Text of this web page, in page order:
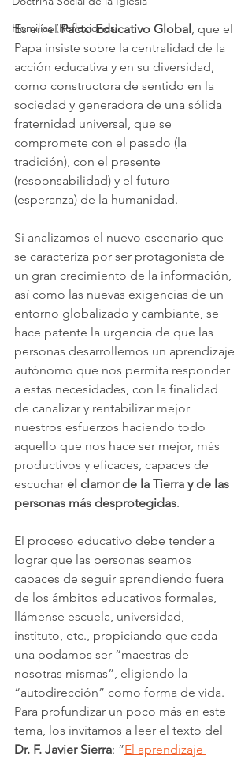
Homilías (Reflexiones)
Es en el Pacto Educativo Global , que el
Papa insiste sobre la centralidad de la
acción educativa y en su diversidad,
como constructora de sentido en la
sociedad y generadora de una sólida
fraternidad universal, que se
compromete con el pasado (la
tradición), con el presente
(responsabilidad) y el futuro
(esperanza) de la humanidad.
Si analizamos el nuevo escenario que
se caracteriza por ser protagonista de
un gran crecimiento de la información,
así como las nuevas exigencias de un
entorno globalizado y cambiante, se
hace patente la urgencia de que las
personas desarrollemos un aprendizaje
autónomo que nos permita responder
a estas necesidades, con la finalidad
de canalizar y rentabilizar mejor
nuestros esfuerzos haciendo todo
aquello que nos hace ser mejor, más
productivos y eficaces, capaces de
escuchar el clamor de la Tierra y de las
personas más desprotegidas.
El proceso educativo debe tender a
lograr que las personas seamos
capaces de seguir aprendiendo fuera
de los ámbitos educativos formales,
llámense escuela, universidad,
instituto, etc., propiciando que cada
una podamos ser “maestras de
nosotras mismas”, eligiendo la
“autodirección” como forma de vida.
Para profundizar un poco más en este
tema, los invitamos a leer el texto del
Dr. F. Javier Sierra: ”El aprendizaje